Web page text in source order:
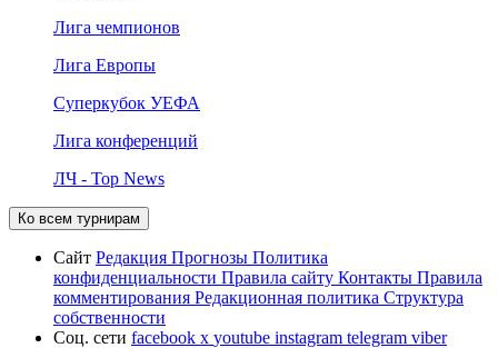
Лига чемпионов
Лига Европы
Суперкубок УЕФА
Лига конференций
ЛЧ - Top News
Ко всем турнирам
Сайт Редакция Прогнозы Политика
конфиденциальности Правила сайту Контакты Правила
комментирования Редакционная политика Структура
собственности
Соц. сети facebook x youtube instagram telegram viber